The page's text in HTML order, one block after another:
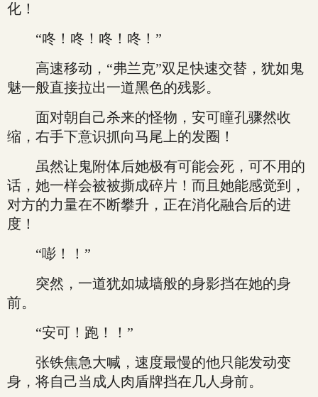
化！
“咚！咚！咚！咚！”
高速移动，“弗兰克”双足快速交替，犹如鬼
魅一般直接拉出一道黑色的残影。
面对朝自己杀来的怪物，安可瞳孔骤然收
缩，右手下意识抓向马尾上的发圈！
虽然让鬼附体后她极有可能会死，可不用的
话，她一样会被被撕成碎片！而且她能感觉到，
对方的力量在不断攀升，正在消化融合后的进
度！
“嘭！！”
突然，一道犹如城墙般的身影挡在她的身
前。
“安可！跑！！”
张铁焦急大喊，速度最慢的他只能发动变
身，将自己当成人肉盾牌挡在几人身前。